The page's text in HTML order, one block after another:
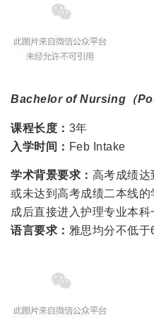
Bachelor of Nursing（
课程长度： 3年
入学时间： Feb Intake
学术背景要求： 高考成绩达
或未达到高考成绩二本线
成后直接进入护理专业本科
语言要求： 雅思均分不低于